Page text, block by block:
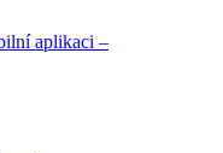
aplikaci –